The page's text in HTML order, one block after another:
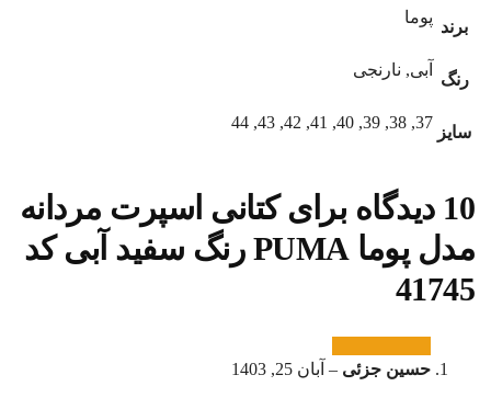
برند
پوما
رنگ
آبی, نارنجی
سایز
37, 38, 39, 40, 41, 42, 43, 44
10 دیدگاه برای
کتانی اسپرت مردانه
مدل پوما PUMA رنگ سفید آبی کد
41745
حسین جزئی – آبان 25, 1403